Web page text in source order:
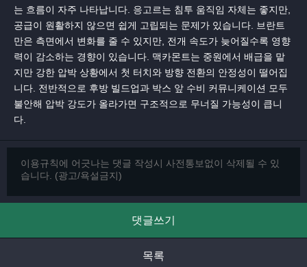
는 흐름이 자주 나타납니다. 응고르는 침투 움직임 자체는 좋지만,
공급이 원활하지 않으면 쉽게 고립되는 문제가 있습니다. 브란트
만은 측면에서 변화를 줄 수 있지만, 전개 속도가 늦어질수록 영향
력이 감소하는 경향이 있습니다. 맥카몬트는 중원에서 배급을 맡
지만 강한 압박 상황에서 첫 터치와 방향 전환의 안정성이 떨어집
니다. 전반적으로 후방 빌드업과 박스 앞 수비 커뮤니케이션 모두
불안해 압박 강도가 올라가면 구조적으로 무너질 가능성이 큽니
다.
댓글쓰기
목록